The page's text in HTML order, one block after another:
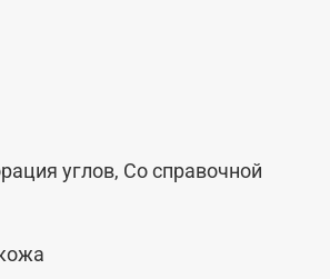
ежедневник в портфеле или деловой
углов, Со справочной